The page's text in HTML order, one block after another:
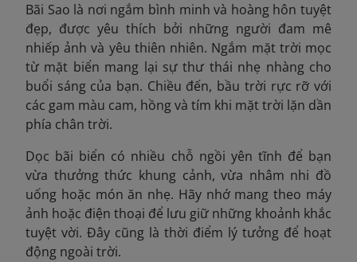
Bãi Sao là nơi ngắm bình minh và hoàng hôn tuyệt
đẹp, được yêu thích bởi những người đam mê
nhiếp ảnh và yêu thiên nhiên. Ngắm mặt trời mọc
từ mặt biển mang lại sự thư thái nhẹ nhàng cho
buổi sáng của bạn. Chiều đến, bầu trời rực rỡ với
các gam màu cam, hồng và tím khi mặt trời lặn dần
phía chân trời.
Dọc bãi biển có nhiều chỗ ngồi yên tĩnh để bạn
vừa thưởng thức khung cảnh, vừa nhâm nhi đồ
uống hoặc món ăn nhẹ. Hãy nhớ mang theo máy
ảnh hoặc điện thoại để lưu giữ những khoảnh khắc
tuyệt vời. Đây cũng là thời điểm lý tưởng để hoạt
động ngoài trời.